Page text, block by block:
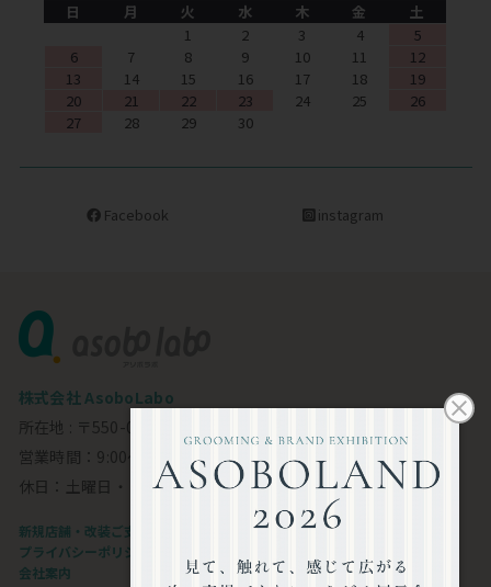
日
月 火 水 木 金
土
1
2 3 4
5
6
7 8 9 10 11
12
13
14 15 16 17 18
19
20
21 22 23 24 25
26
27
28 29 30
Facebook instagram
株式会社 AsoboLabo
所在地 : 〒550-0002 大阪市西区江戸堀1-23-11 6F
営業時間：9:00～18:00
休日：土曜日・日曜日・祝日
新規店舗・改装ご支援します
プライバシーポリシー
会社案内